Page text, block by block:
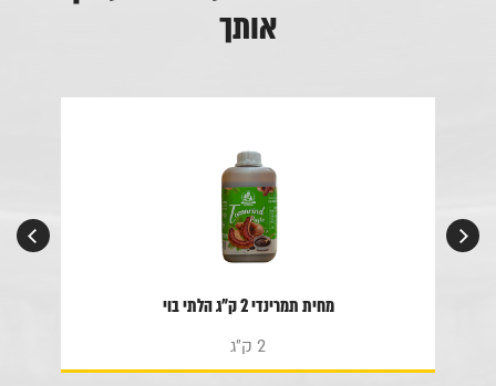
אותך
מחית תמרינדי 2 ק"ג הלתי בוי
2 ק"ג